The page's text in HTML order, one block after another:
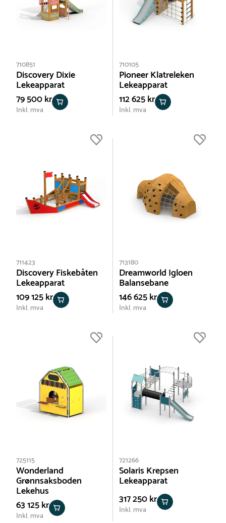
710851
Discovery Dixie
Lekeapparat
79 500 kr
Inkl. mva
710105
Pioneer Klatreleken
Lekeapparat
112 625 kr
Inkl. mva
711423
Discovery Fiskebåten
Lekeapparat
109 125 kr
Inkl. mva
713180
Dreamworld Igloen
Balansebane
146 625 kr
Inkl. mva
725115
Wonderland
Grønnsaksboden
Lekehus
63 125 kr
Inkl. mva
721266
Solaris Krepsen
Lekeapparat
317 250 kr
Inkl. mva